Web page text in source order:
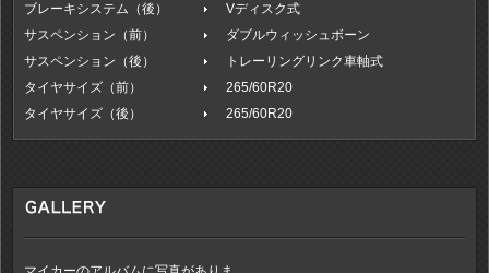
ブレーキシステム（後）
Vディスク式
サスペンション（前）
ダブルウィッシュボーン
サスペンション（後）
トレーリングリンク車軸式
タイヤサイズ（前）
265/60R20
タイヤサイズ（後）
265/60R20